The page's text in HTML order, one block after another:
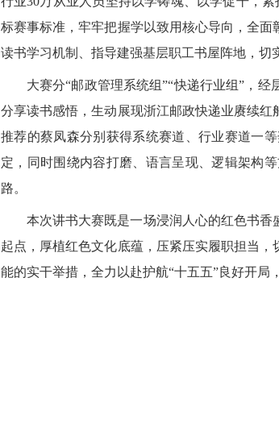
标赛事标准，牢牢把握学以致用核心导向，全
读书学习机制、指导建强基层职工书屋阵地，切
大赛分“邮政管理系统组”“快递行业组”，
分享读书感悟，生动展现浙江邮政快递业赓续
推荐的蔡凤森分别获得系统赛道、行业赛道一
定，同时围绕内容打磨、语言呈现、逻辑架构
路。
本次讲书大赛既是一场浸润人心的红色书
起点，厚植红色文化底蕴，压紧压实履职担当
能的实干举措，全力以赴护航“十五五”良好开局